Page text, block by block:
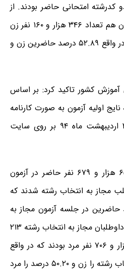
در دو کدرشته امتحانی حاضر بودند. از
میان حاضرین در جلسه آزمون هم تعداد ۳۴۶ هزار و ۱۶۰ نفر زن
و ۳۰۸ هزار و ۹۰۳ نفر مرد و در واقع ۵۲.۸۹ درصد حاضرین زن و
کشور تاکید کرد: بر اساس
اولیه آزمون به صورت کارنامه
تنظیم و از روز سه شنبه ۲۲ اردیبهشت ماه ۹۴ بر روی سایت
وی یادآور شد: از تعداد ۶۵۵ هزار و ۶۷۹ نفر حاضر در آزمون
هزار و ۶۸۸ داوطلب مجاز به انتخاب رشته شدند که
دیگر ۶۵.۵۲ درصد حاضرین در جلسه آزمون مجاز به
انتخاب رشته شدند. از میان داوطلبان مجاز به انتخاب رشته ۲۱۳
هزار و ۹۸۲ نفر زن و ۲۱۵ هزار و ۷۰۶ نفر مرد بودند که در واقع
۴۹.۸۰ درصد مجازین به انتخاب رشته را زن و ۵۰.۲۰ درصد را مرد